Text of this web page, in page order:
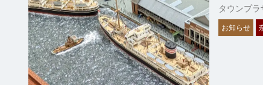
タウンプ
お知らせ